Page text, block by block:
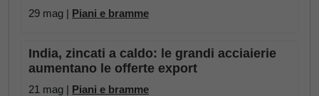
29 mag | Piani e bramme
India, zincati a caldo: le grandi acciaierie
aumentano le offerte export
21 mag | Piani e bramme